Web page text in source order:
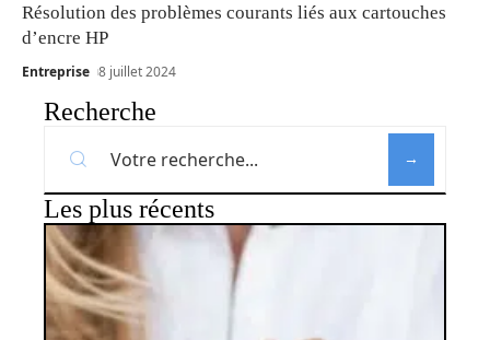
Résolution des problèmes courants liés aux cartouches
d’encre HP
Entreprise 8 juillet 2024
Recherche
Les plus récents